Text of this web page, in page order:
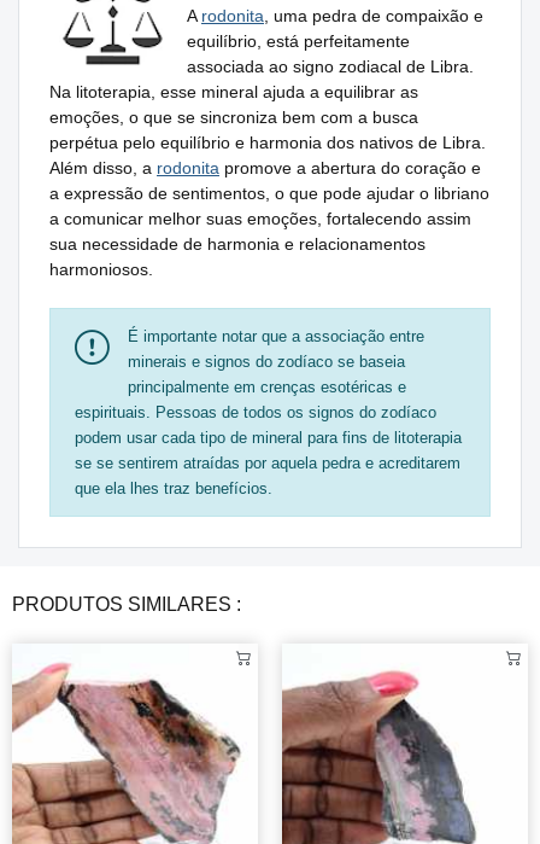
A rodonita , uma pedra de compaixão e
equilíbrio, está perfeitamente
associada ao signo zodiacal de Libra.
Na litoterapia, esse mineral ajuda a equilibrar as
emoções, o que se sincroniza bem com a busca
perpétua pelo equilíbrio e harmonia dos nativos de Libra.
Além disso, a rodonita promove a abertura do coração e
a expressão de sentimentos, o que pode ajudar o libriano
a comunicar melhor suas emoções, fortalecendo assim
sua necessidade de harmonia e relacionamentos
harmoniosos.
É importante notar que a associação entre
minerais e signos do zodíaco se baseia
principalmente em crenças esotéricas e
espirituais. Pessoas de todos os signos do zodíaco
podem usar cada tipo de mineral para fins de litoterapia
se se sentirem atraídas por aquela pedra e acreditarem
que ela lhes traz benefícios.
PRODUTOS SIMILARES :